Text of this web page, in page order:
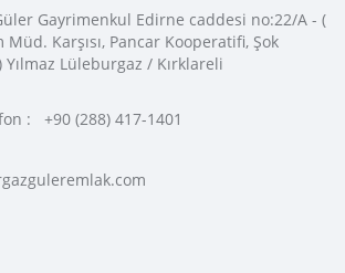
Gayrimenkul Edirne caddesi no:22/A - (
Müd. Karşısı, Pancar Kooperatifi, Şok
Yılmaz Lüleburgaz / Kırklareli
: +90 (288) 417-1401